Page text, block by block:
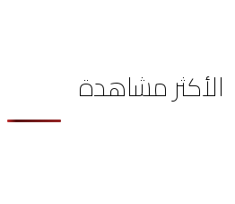
الأكثر مشاهدة